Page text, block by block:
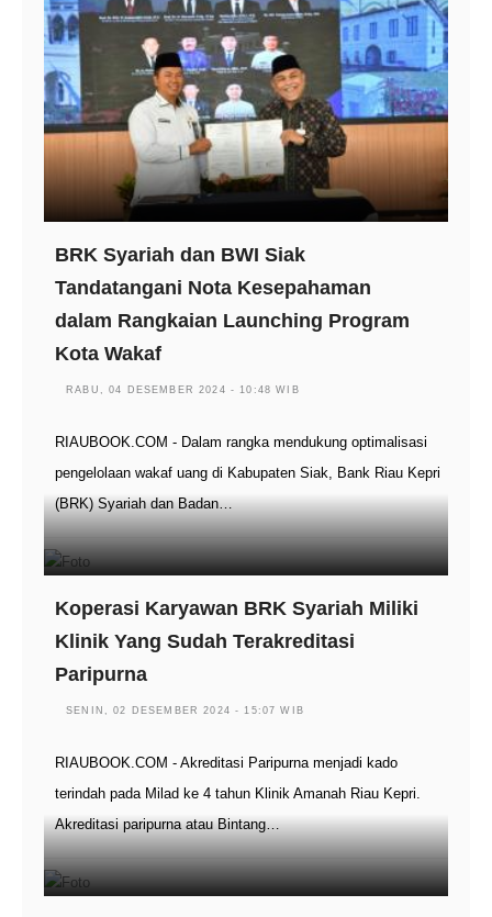
BRK Syariah dan BWI Siak
Tandatangani Nota Kesepahaman
dalam Rangkaian Launching Program
Kota Wakaf
RABU, 04 DESEMBER 2024 - 10:48 WIB
RIAUBOOK.COM - Dalam rangka mendukung optimalisasi
pengelolaan wakaf uang di Kabupaten Siak, Bank Riau Kepri
(BRK) Syariah dan Badan…
Koperasi Karyawan BRK Syariah Miliki
Klinik Yang Sudah Terakreditasi
Paripurna
SENIN, 02 DESEMBER 2024 - 15:07 WIB
RIAUBOOK.COM - Akreditasi Paripurna menjadi kado
terindah pada Milad ke 4 tahun Klinik Amanah Riau Kepri.
Akreditasi paripurna atau Bintang…